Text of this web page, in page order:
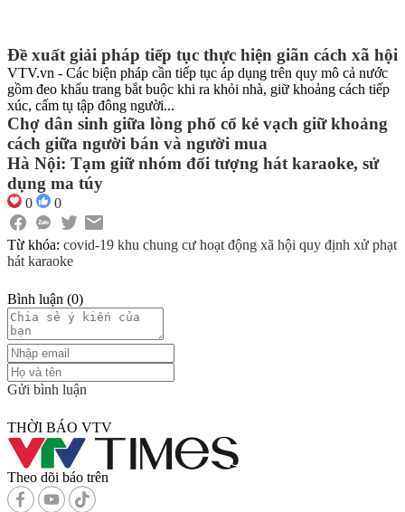
Đề xuất giải pháp tiếp tục thực hiện giãn cách xã hội
VTV.vn - Các biện pháp cần tiếp tục áp dụng trên quy mô cả nước
gồm đeo khẩu trang bắt buộc khi ra khỏi nhà, giữ khoảng cách tiếp
xúc, cấm tụ tập đông người...
Chợ dân sinh giữa lòng phố cổ kẻ vạch giữ khoảng
cách giữa người bán và người mua
Hà Nội: Tạm giữ nhóm đối tượng hát karaoke, sử
dụng ma túy
0 0
Từ khóa: covid-19 khu chung cư hoạt động xã hội quy định xử phạt
hát karaoke
Bình luận (0)
Gửi bình luận
THỜI BÁO VTV
Theo dõi báo trên